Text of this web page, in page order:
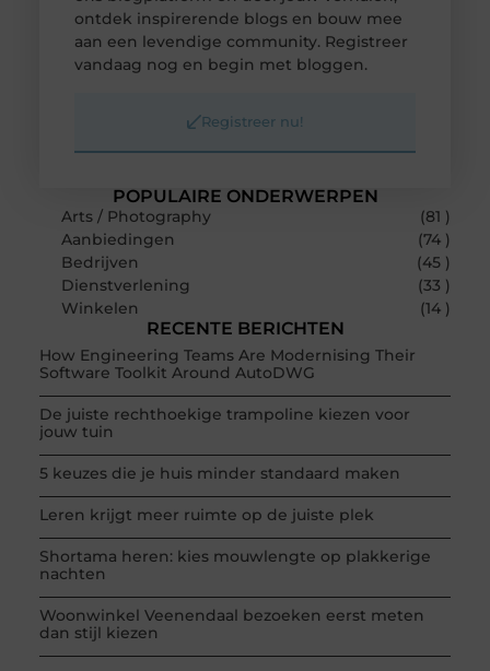
POPULAIRE ONDERWERPEN
Arts / Photography
(81 )
Aanbiedingen
(74 )
Bedrijven
(45 )
Dienstverlening
(33 )
Winkelen
(14 )
RECENTE BERICHTEN
How Engineering Teams Are Modernising Their
Software Toolkit Around AutoDWG
De juiste rechthoekige trampoline kiezen voor
jouw tuin
5 keuzes die je huis minder standaard maken
Leren krijgt meer ruimte op de juiste plek
Shortama heren: kies mouwlengte op plakkerige
nachten
Woonwinkel Veenendaal bezoeken eerst meten
dan stijl kiezen
ontdek inspirerende blogs en bouw mee
aan een levendige community. Registreer
vandaag nog en begin met bloggen.
Registreer nu!